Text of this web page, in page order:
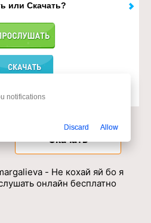
или Скачать?
сервису
Скачать
- Не кохай яй бо я
онлайн бесплатно
notifications
Discard Allow